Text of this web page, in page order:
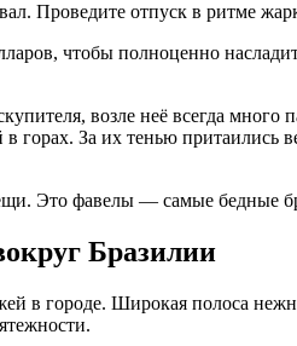
Проведите отпуск в ритме
чтобы полноценно
возле неё всегда
За их тенью притаились
Это фавелы — самые бедные
Бразилии
в городе. Широкая полоса